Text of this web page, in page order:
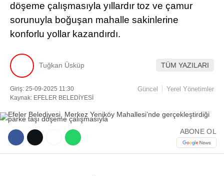
Youtube
KÜLTÜR-SANAT
SPOR
DIĞER
döşeme çalışmasıyla yıllardır toz ve çamur
sorunuyla boğuşan mahalle sakinlerine
konforlu yollar kazandırdı.
Tuğkan Üsküp TÜM YAZILARI
Giriş: 25-09-2025 11:30
Kaynak: EFELER BELEDİYESİ
Güncel Yerel Yönetimler
ABONE OL